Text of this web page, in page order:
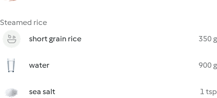
Steamed rice
short grain rice
350 g
water 900 g
sea salt 1 tsp